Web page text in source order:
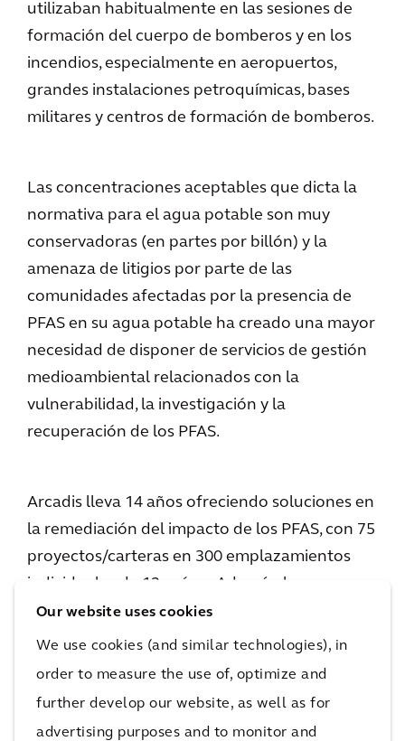
Our website uses cookies
We use cookies (and similar technologies), in
order to measure the use of, optimize and
further develop our website, as well as for
advertising purposes and to monitor and
utilizaban habitualmente en las sesiones de
formación del cuerpo de bomberos y en los
incendios, especialmente en aeropuertos,
grandes instalaciones petroquímicas, bases
militares y centros de formación de bomberos.
Las concentraciones aceptables que dicta la
normativa para el agua potable son muy
conservadoras (en partes por billón) y la
amenaza de litigios por parte de las
comunidades afectadas por la presencia de
PFAS en su agua potable ha creado una mayor
necesidad de disponer de servicios de gestión
medioambiental relacionados con la
vulnerabilidad, la investigación y la
recuperación de los PFAS.
Arcadis lleva 14 años ofreciendo soluciones en
la remediación del impacto de los PFAS, con 75
proyectos/carteras en 300 emplazamientos
individuales de 12 países. Además, hemos
diseñado e instalado 12 sistemas de
tratamiento a gran escala del agua para la
eliminación de las PFAS. Nuestra fortaleza se
basa en nuestro conocimiento de la compleja